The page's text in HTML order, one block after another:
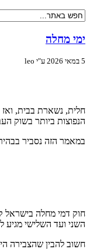
ימי מחלה
5 במאי 2026 ע"י leo
חלית, נשארת בבית,
הנפוצות ביותר בשוק
במאמר הזה נסביר
השני ועד השלישי מגיע לעובד 50% מהשכר, ומהיום הרביעי ואילך – 100% דמי מחלה, עד